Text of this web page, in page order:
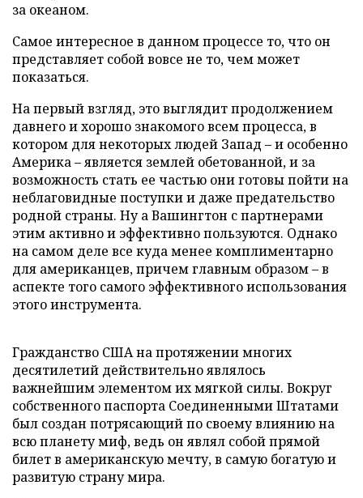
за океаном.
Самое интересное в данном процессе то, что он
представляет собой вовсе не то, чем может
показаться.
На первый взгляд, это выглядит продолжением
давнего и хорошо знакомого всем процесса, в
котором для некоторых людей Запад – и особенно
Америка – является землей обетованной, и за
возможность стать ее частью они готовы пойти на
неблаговидные поступки и даже предательство
родной страны. Ну а Вашингтон с партнерами
этим активно и эффективно пользуются. Однако
на самом деле все куда менее комплиментарно
для американцев, причем главным образом – в
аспекте того самого эффективного использования
этого инструмента.
Гражданство США на протяжении многих
десятилетий действительно являлось
важнейшим элементом их мягкой силы. Вокруг
собственного паспорта Соединенными Штатами
был создан потрясающий по своему влиянию на
всю планету миф, ведь он являл собой прямой
билет в американскую мечту, в самую богатую и
развитую страну мира.